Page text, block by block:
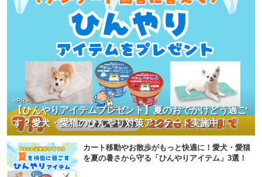
【ひんやりアイテムプレゼント】夏のおでかけどう過ご
す？愛犬・愛猫のひんやり対策アンケート実施中！
<PR>
カート移動やお散歩がもっと快適に！愛犬・愛猫
を夏の暑さから守る「ひんやりアイテム」3選！